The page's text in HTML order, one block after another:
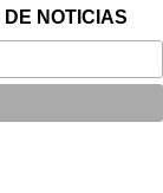
NOTICIAS